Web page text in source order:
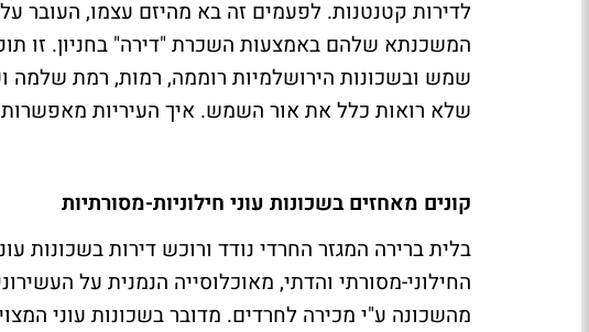
לדירות קטנטנות. לפעמים זה בא מהיזם עצמו, העובר
המשכנתא שלהם באמצעות השכרת "דירה" בחניון. זו
שמש ובשכונות הירושלמיות רוממה, רמות, רמת שלמה
שלא רואות כלל את אור השמש. איך העיריות מאפשרות
קונים מאחזים בשכונות עוני חילוניות-מסורתיות
בלית ברירה המגזר החרדי נודד ורוכש דירות בשכונות
החילוני-מסורתי והדתי, מאוכלוסייה הנמנית על
מהשכונה ע"י מכירה לחרדים. מדובר בשכונות עוני